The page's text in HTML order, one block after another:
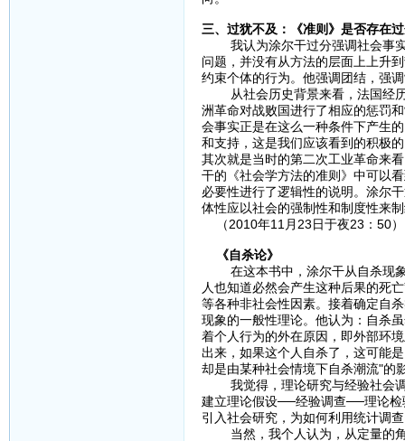
三、过犹不及：《准则》是否存在
我认为涂尔干过分强调社会事实
问题，并没有从方法的层面上上升
约束个体的行为。他强调团结，强
从社会历史背景来看，法国经历
洲革命对战败国进行了相应的惩罚
会事实正是在这么一种条件下产生
和支持，这是我们应该看到的积极
其次就是当时的第二次工业革命来
干的《社会学方法的准则》中可以
必要性进行了逻辑性的说明。涂尔
体性应以社会的强制性和制度性来
（2010年11月23日于夜23：50）
《自杀论》
在这本书中，涂尔干从自杀现象
人也知道必然会产生这种后果的死
等各种非社会性因素。接着确定自
现象的一般性理论。他认为：自杀
着个人行为的外在原因，即外部环
出来，如果这个人自杀了，这可能
却是由某种社会情境下自杀潮流"
我觉得，理论研究与经验社会调
建立理论假设──经验调查──理论检
引入社会研究，为如何利用统计调
当然，我个人认为，从定量的角